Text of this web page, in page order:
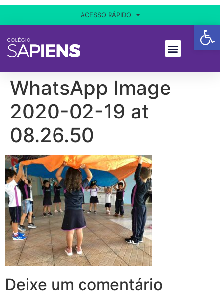
ACESSO RÁPIDO
WhatsApp Image
2020-02-19 at
08.26.50
Deixe um comentário